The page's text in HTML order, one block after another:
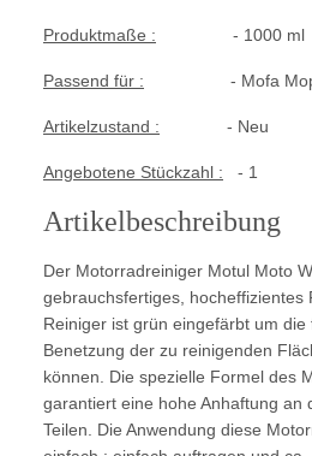
Produktmaße : - 1000 ml
Passend für : - Mofa Moped
Artikelzustand : - Neu
Angebotene Stückzahl : - 1
Artikelbeschreibung
Der Motorradreiniger Motul Moto
gebrauchsfertiges, hocheffizientes
Reiniger ist grün eingefärbt um die
Benetzung der zu reinigenden
können. Die spezielle Formel des
garantiert eine hohe Anhaftung an
Teilen. Die Anwendung diese